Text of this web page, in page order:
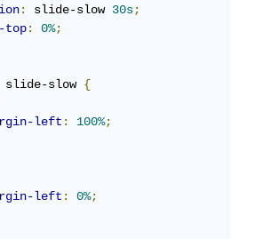
: slide-slow 30s;
top: 0%;
slide-slow {
left: 100%;
left: 0%;